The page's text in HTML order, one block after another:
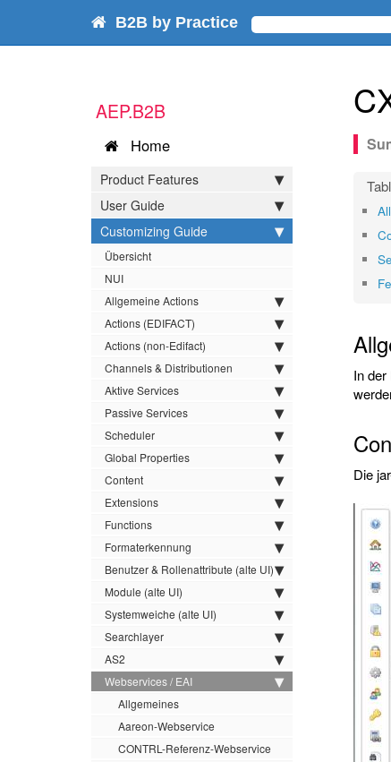
B2B by Practice
AEP.B2B
Home
Product Features
User Guide
Customizing Guide
Übersicht
NUI
Allgemeine Actions
Actions (EDIFACT)
Actions (non-Edifact)
Channels & Distributionen
Aktive Services
Passive Services
Scheduler
Global Properties
Content
Extensions
Functions
Formaterkennung
Benutzer & Rollenattribute (alte UI)
Module (alte UI)
Systemweiche (alte UI)
Searchlayer
AS2
Webservices / EAI
Allgemeines
Aareon-Webservice
CONTRL-Referenz-Webservice
In
Die